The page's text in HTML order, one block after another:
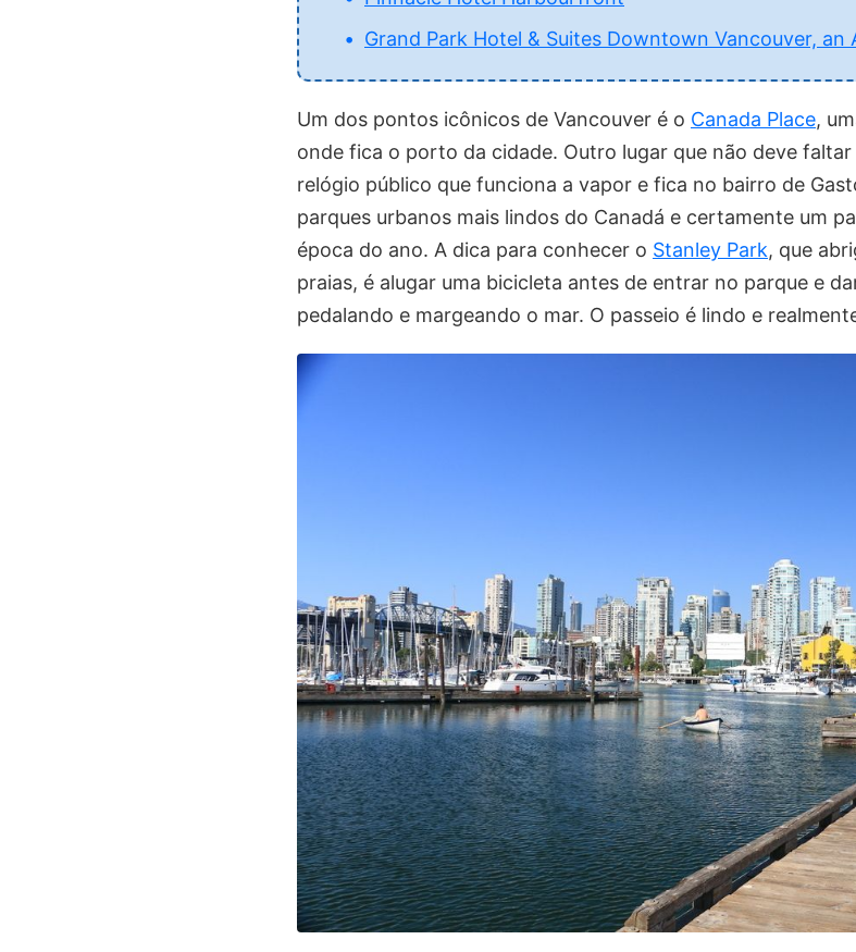
Grand Park Hotel & Suites Downtown Vancouver, an
Um dos pontos icônicos de Vancouver é o Canada Place,
onde fica o porto da cidade. Outro lugar que não deve
relógio público que funciona a vapor e fica no bairro de
parques urbanos mais lindos do Canadá e certamente um
época do ano. A dica para conhecer o Stanley Park, que
praias, é alugar uma bicicleta antes de entrar no parque e
pedalando e margeando o mar. O passeio é lindo e